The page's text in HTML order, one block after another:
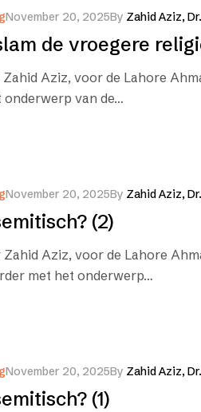
November 20, 2025By Zahid Aziz, Dr.
de vroegere
Aziz, voor de Lahore
van de…
November 20, 2025By Zahid Aziz, Dr.
(2)
Aziz, voor de Lahore
met het onderwerp…
November 20, 2025By Zahid Aziz, Dr.
(1)